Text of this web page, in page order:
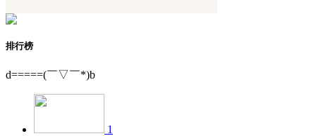
排行榜
d=====(￣▽￣*)b
1